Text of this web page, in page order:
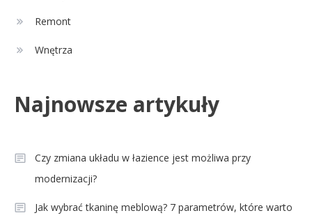
Aleksandra Grysz wiek: poznaj
Remont
Wnętrza
Najnowsze artykuły
Czy zmiana układu w łazience jest możliwa przy
modernizacji?
Jak wybrać tkaninę meblową? 7 parametrów, które warto